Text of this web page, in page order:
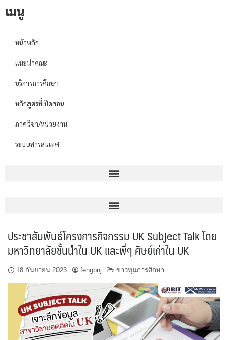
เมนู
หน้าหลัก
แนะนำคณะ
บริการการศึกษา
หลักสูตรที่เปิดสอน
ภาควิชา/หน่วยงาน
ระบบสารสนเทศ
ประชาสัมพันธ์โครงการกิจกรรม UK Subject Talk โดย
มหาวิทยาลัยชั้นนำใน UK และพี่ๆ ศิษย์เก่าใน UK
18 กันยายน 2023 fengbnj ข่าวทุนการศึกษา